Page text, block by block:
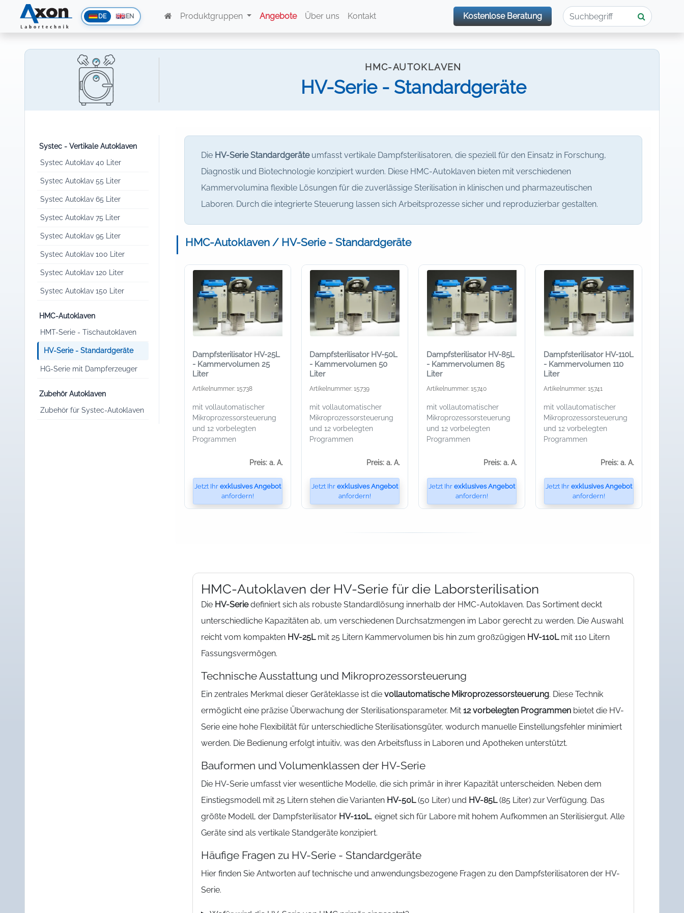
DE EN Produktgruppen Angebote Über uns Kontakt Kostenlose Beratung
HMC-AUTOKLAVEN
HV-Serie - Standardgeräte
Systec - Vertikale Autoklaven
Systec Autoklav 40 Liter
Systec Autoklav 55 Liter
Systec Autoklav 65 Liter
Systec Autoklav 75 Liter
Systec Autoklav 95 Liter
Systec Autoklav 100 Liter
Systec Autoklav 120 Liter
Systec Autoklav 150 Liter
HMC-Autoklaven
HMT-Serie - Tischautoklaven
HV-Serie - Standardgeräte
HG-Serie mit Dampferzeuger
Zubehör Autoklaven
Zubehör für Systec-Autoklaven
Die HV-Serie Standardgeräteumfasst vertikale Dampfsterilisatoren, die speziell für den Einsatz in Forschung,
Diagnostik und Biotechnologie konzipiert wurden. Diese HMC-Autoklaven bieten mit verschiedenen
Kammervolumina flexible Lösungen für die zuverlässige Sterilisation in klinischen und pharmazeutischen
Laboren. Durch die integrierte Steuerung lassen sich Arbeitsprozesse sicher und reproduzierbar gestalten.
HMC-Autoklaven / HV-Serie - Standardgeräte
Dampfsterilisator HV-25L
- Kammervolumen 25
Liter
Artikelnummer: 15738
mit vollautomatischer
Mikroprozessorsteuerung
und 12 vorbelegten
Programmen
Preis: a. A.
Jetzt Ihr exklusives Angebot
anfordern!
Dampfsterilisator HV-50L
- Kammervolumen 50
Liter
Artikelnummer: 15739
mit vollautomatischer
Mikroprozessorsteuerung
und 12 vorbelegten
Programmen
Preis: a. A.
Jetzt Ihr exklusives Angebot
anfordern!
Dampfsterilisator HV-85L
- Kammervolumen 85
Liter
Artikelnummer: 15740
mit vollautomatischer
Mikroprozessorsteuerung
und 12 vorbelegten
Programmen
Preis: a. A.
Jetzt Ihr exklusives Angebot
anfordern!
Dampfsterilisator HV-110L
- Kammervolumen 110
Liter
Artikelnummer: 15741
mit vollautomatischer
Mikroprozessorsteuerung
und 12 vorbelegten
Programmen
Preis: a. A.
Jetzt Ihr exklusives Angebot
anfordern!
HMC-Autoklaven der HV-Serie für die Laborsterilisation
Die HV-Seriedefiniert sich als robuste Standardlösung innerhalb der HMC-Autoklaven. Das Sortiment deckt
unterschiedliche Kapazitäten ab, um verschiedenen Durchsatzmengen im Labor gerecht zu werden. Die Auswahl
reicht vom kompakten HV-25Lmit 25 Litern Kammervolumen bis hin zum großzügigen HV-110Lmit 110 Litern
Fassungsvermögen.
Technische Ausstattung und Mikroprozessorsteuerung
Ein zentrales Merkmal dieser Geräteklasse ist die vollautomatische Mikroprozessorsteuerung. Diese Technik
ermöglicht eine präzise Überwachung der Sterilisationsparameter. Mit 12 vorbelegten Programmen bietet die HV-
Serie eine hohe Flexibilität für unterschiedliche Sterilisationsgüter, wodurch manuelle Einstellungsfehler minimiert
werden. Die Bedienung erfolgt intuitiv, was den Arbeitsfluss in Laboren und Apotheken unterstützt.
Bauformen und Volumenklassen der HV-Serie
Die HV-Serie umfasst vier wesentliche Modelle, die sich primär in ihrer Kapazität unterscheiden. Neben dem
Einstiegsmodell mit 25 Litern stehen die Varianten HV-50L(50 Liter) und HV-85L(85 Liter) zur Verfügung. Das
größte Modell, der Dampfsterilisator HV-110L, eignet sich für Labore mit hohem Aufkommen an Sterilisiergut. Alle
Geräte sind als vertikale Standgeräte konzipiert.
Häufige Fragen zu HV-Serie - Standardgeräte
Hier finden Sie Antworten auf technische und anwendungsbezogene Fragen zu den Dampfsterilisatoren der HV-
Serie.